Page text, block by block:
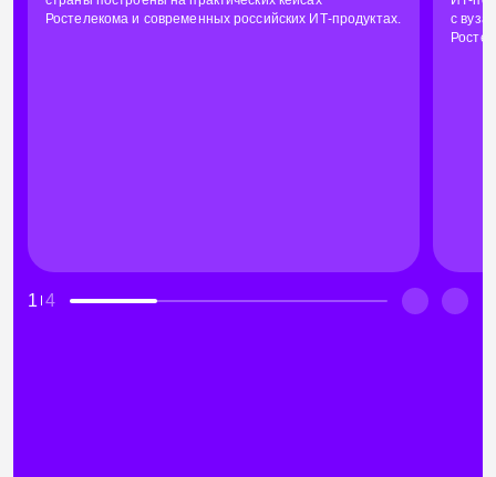
Ростелекома и современных российских ИТ-продуктах.
с
1 4